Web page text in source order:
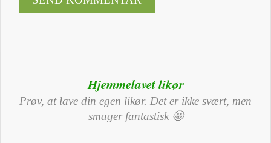
Hjemmelavet likør
Prøv, at lave din egen likør. Det er ikke svært, men
smager fantastisk 🤩